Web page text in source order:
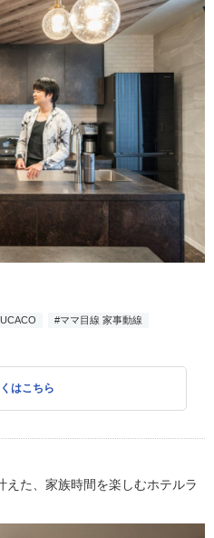
#ママ目線 家事動線
はこちら
えた、家族時間を楽しむホテルラ